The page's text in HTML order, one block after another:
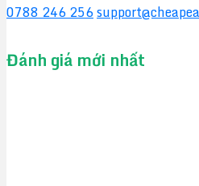
0788 246 256
Đánh giá mới nhất